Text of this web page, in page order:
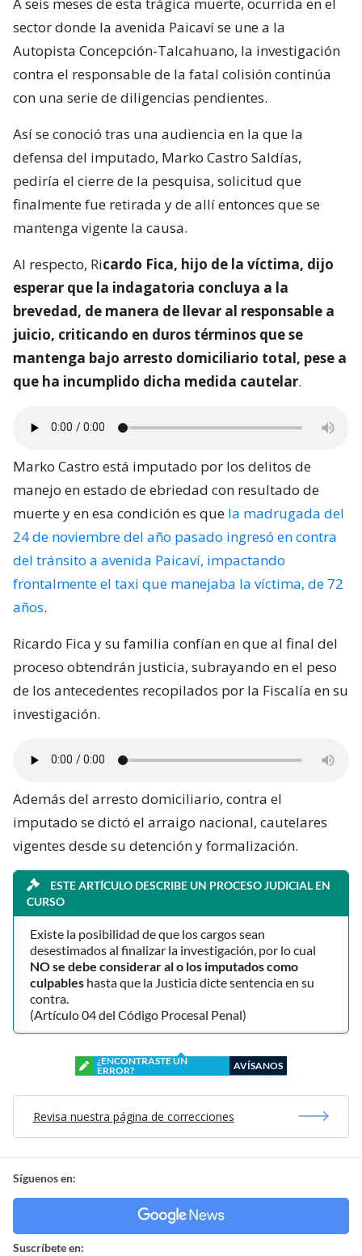
sector donde la avenida Paicaví se une a la
Autopista Concepción-Talcahuano, la investigación
contra el responsable de la fatal colisión continúa
con una serie de diligencias pendientes.
Así se conoció tras una audiencia en la que la
defensa del imputado, Marko Castro Saldías,
pediría el cierre de la pesquisa, solicitud que
finalmente fue retirada y de allí entonces que se
mantenga vigente la causa.
Al respecto, Ricardo Fica, hijo de la víctima, dijo
esperar que la indagatoria concluya a la
brevedad, de manera de llevar al responsable a
juicio, criticando en duros términos que se
mantenga bajo arresto domiciliario total, pese a
que ha incumplido dicha medida cautelar.
Marko Castro está imputado por los delitos de
manejo en estado de ebriedad con resultado de
muerte y en esa condición es que la madrugada del
24 de noviembre del año pasado ingresó en contra
del tránsito a avenida Paicaví, impactando
frontalmente el taxi que manejaba la víctima, de 72
años.
Ricardo Fica y su familia confían en que al final del
proceso obtendrán justicia, subrayando en el peso
de los antecedentes recopilados por la Fiscalía en su
investigación.
Además del arresto domiciliario, contra el
imputado se dictó el arraigo nacional, cautelares
vigentes desde su detención y formalización.
ESTE ARTÍCULO DESCRIBE UN PROCESO JUDICIAL EN
CURSO
Existe la posibilidad de que los cargos sean
desestimados al finalizar la investigación, por lo cual
NO se debe considerar al o los imputados como
culpables hasta que la Justicia dicte sentencia en su
contra.
(Artículo 04 del Código Procesal Penal)
¿ENCONTRASTE UN
ERROR?
AVÍSANOS
Revisa nuestra página de correcciones
Síguenos en:
Suscríbete en: